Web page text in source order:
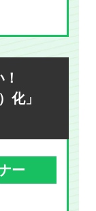
化」
ー